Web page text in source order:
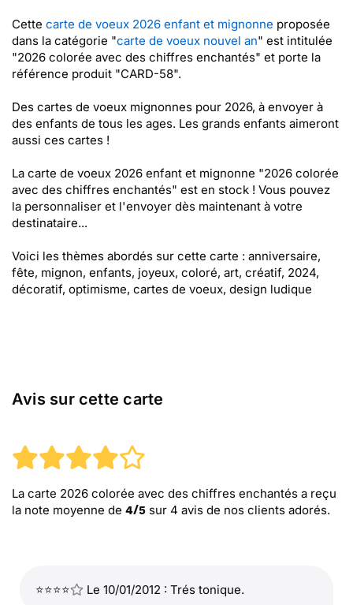
Cette carte de voeux 2026 enfant et mignonne proposée
dans la catégorie "carte de voeux nouvel an" est intitulée
"2026 colorée avec des chiffres enchantés" et porte la
référence produit "CARD-58".
Des cartes de voeux mignonnes pour 2026, à envoyer à
des enfants de tous les ages. Les grands enfants aimeront
aussi ces cartes !
La carte de voeux 2026 enfant et mignonne "2026 colorée
avec des chiffres enchantés" est en stock ! Vous pouvez
la personnaliser et l'envoyer dès maintenant à votre
destinataire...
Voici les thèmes abordés sur cette carte : anniversaire,
fête, mignon, enfants, joyeux, coloré, art, créatif, 2024,
décoratif, optimisme, cartes de voeux, design ludique
Avis sur cette carte
La carte 2026 colorée avec des chiffres enchantés a reçu
la note moyenne de 4/5 sur 4 avis de nos clients adorés.
⭐⭐⭐⭐ Le 10/01/2012 : Trés tonique.